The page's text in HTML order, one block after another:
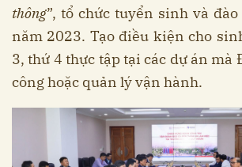
thông”, tổ chức tuyển sinh và
năm 2023. Tạo điều kiện cho
3, thứ 4 thực tập tại các dự án mà
công hoặc quản lý vận hành.